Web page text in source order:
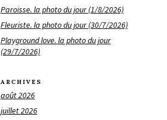
Paroisse. la photo du jour (1/8/2026)
Fleuriste. la photo du jour (30/7/2026)
Playground love. la photo du jour
(29/7/2026)
ARCHIVES
août 2026
juillet 2026